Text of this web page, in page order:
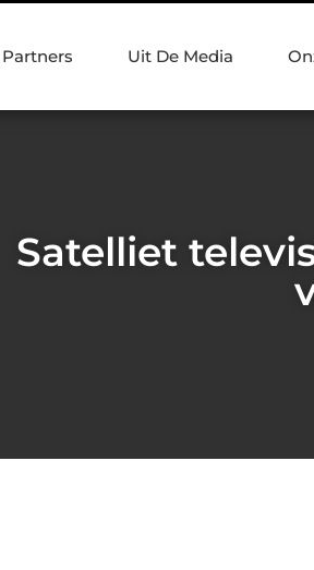
Partners Uit De Media
Satelliet